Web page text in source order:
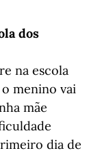
dos
na escola
menino vai
mãe
dia de